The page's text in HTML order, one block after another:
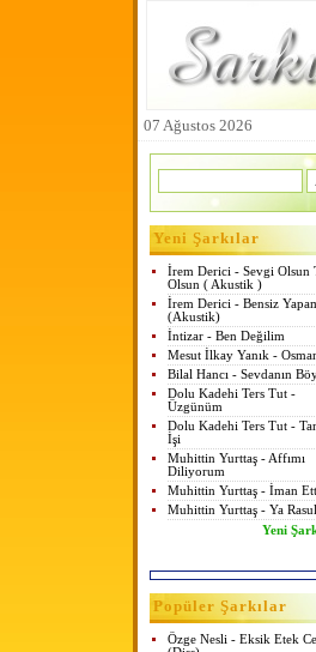
07 Ağustos 2026
Yeni Şarkılar
İrem Derici - Sevgi Olsun
Olsun ( Akustik )
İrem Derici - Bensiz
(Akustik)
İntizar - Ben Değilim
Mesut İlkay Yanık -
Bilal Hancı - Sevdanın
Dolu Kadehi Ters Tut -
Üzgünüm
Dolu Kadehi Ters Tut -
İşi
Muhittin Yurttaş - Affımı
Diliyorum
Muhittin Yurttaş - İman
Muhittin Yurttaş - Ya
Yeni
Popüler Şarkılar
Özge Nesli - Eksik Etek